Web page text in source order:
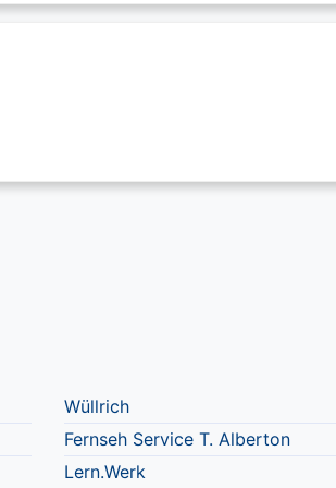
Wüllrich
Fernseh Service T. Alberton
Lern.Werk